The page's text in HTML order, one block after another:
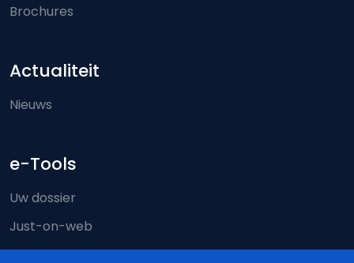
Brochures
Actualiteit
Nieuws
e-Tools
Uw dossier
Just-on-web
e-Deposit